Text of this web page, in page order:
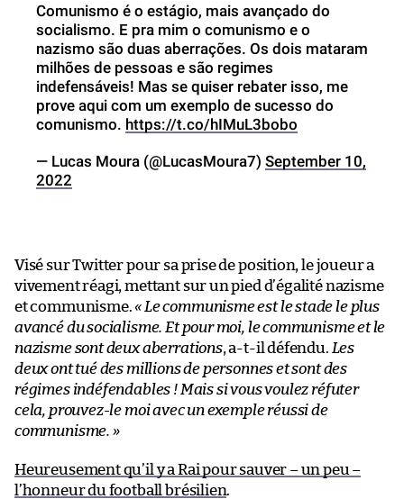
Comunismo é o estágio, mais avançado do
socialismo. E pra mim o comunismo e o
nazismo são duas aberrações. Os dois mataram
milhões de pessoas e são regimes
indefensáveis! Mas se quiser rebater isso, me
prove aqui com um exemplo de sucesso do
comunismo. https://t.co/hIMuL3bobo
— Lucas Moura (@LucasMoura7) September 10,
2022
Visé sur Twitter pour sa prise de position, le joueur a
vivement réagi, mettant sur un pied d’égalité nazisme
et communisme.« Le communisme est le stade le plus
avancé du socialisme. Et pour moi, le communisme et le
nazisme sont deux aberrations, a-t-il défendu. Les
deux ont tué des millions de personnes et sont des
régimes indéfendables ! Mais si vous voulez réfuter
cela, prouvez-le moi avec un exemple réussi de
communisme. »
Heureusement qu’il y a Rai pour sauver – un peu –
l’honneur du football brésilien.